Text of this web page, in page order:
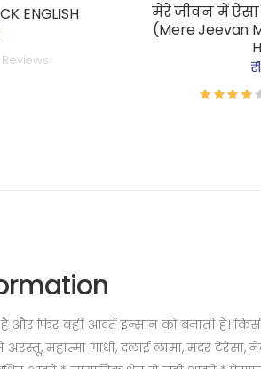
ENGLISH
मेरे जीवन में ऐसा
(Mere Jeevan
₹
और फिर वहीं आदतें इन्सान को बनाती हैं।
अरस्तू, महात्मा गांधी, दलाई लामा, मदर